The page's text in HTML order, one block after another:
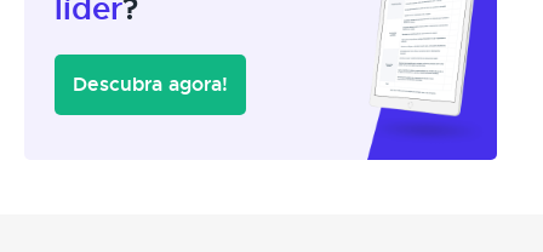
líder?
Descubra agora!